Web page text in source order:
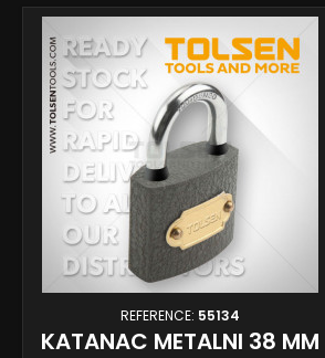
REFERENCE: 55134
KATANAC METALNI 38 MM